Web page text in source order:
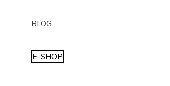
BLOG
E-SHOP